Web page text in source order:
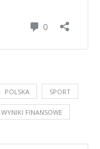
POLSKA SPORT
WYNIKI FINANSOWE